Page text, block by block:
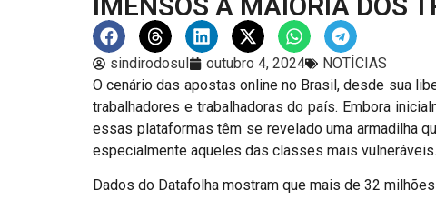
sindirodosul outubro 4, 2024
NOTÍCIAS
O cenário das apostas online no Brasil, desde sua
trabalhadores e trabalhadoras do país. Embora
essas plataformas têm se revelado uma armadilha
especialmente aqueles das classes mais vulneráveis.
Dados do Datafolha mostram que mais de 32